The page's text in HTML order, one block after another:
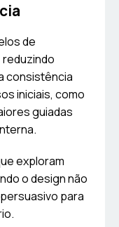
de
consistência
iniciais, como
guiadas
exploram
o design não
para